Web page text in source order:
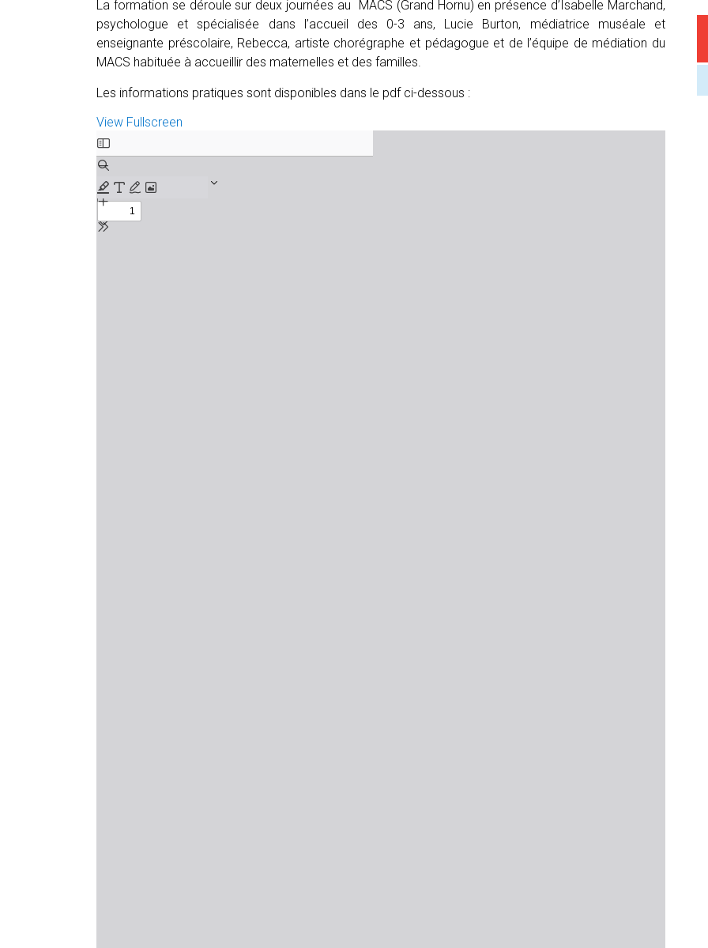
La formation se déroule sur deux journées au MACS (Grand Hornu) en présence d’Isabelle Marchand,
psychologue et spécialisée dans l’accueil des 0-3 ans, Lucie Burton, médiatrice muséale et
enseignante préscolaire, Rebecca, artiste chorégraphe et pédagogue et de l’équipe de médiation du
MACS habituée à accueillir des maternelles et des familles.
Les informations pratiques sont disponibles dans le pdf ci-dessous :
View Fullscreen